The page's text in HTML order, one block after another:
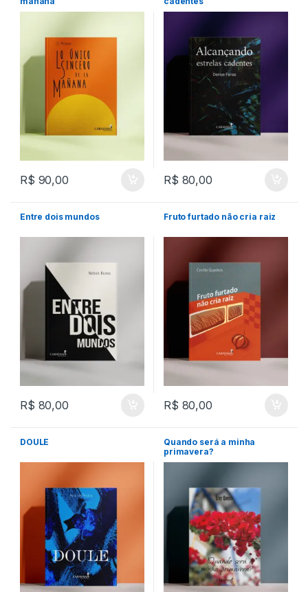
R$ 90,00 R$ 80,00
Entre dois mundos
R$ 80,00
Fruto furtado não cria raiz
R$ 80,00
DOULE
Quando será a minha
primavera?